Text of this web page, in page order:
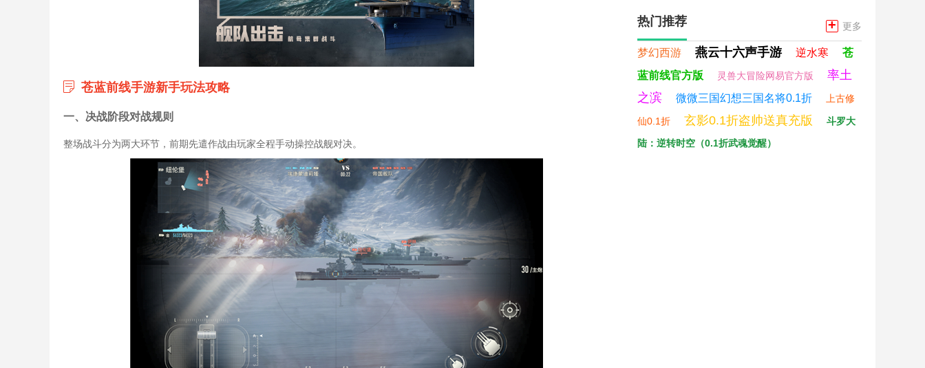
苍蓝前线手游新手玩法攻略
一、决战阶段对战规则
整场战斗分为两大环节，前期先遣作战由玩家全程手动操控战舰对决。
热门推荐 + 更多
梦幻西游 燕云十六声手游 逆水寒
苍
蓝前线官方版
灵兽大冒险网易官方版
率土
之滨
微微三国幻想三国名将0.1折 上古修
仙0.1折 玄影0.1折盗帅送真充版
斗罗大
陆：逆转时空（0.1折武魂觉醒）